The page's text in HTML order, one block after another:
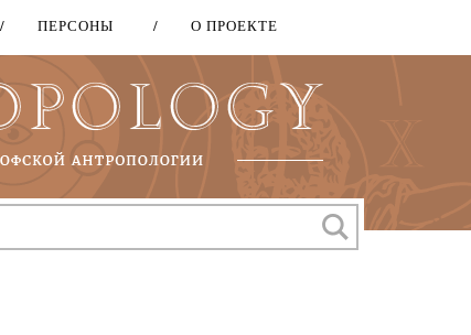
ПЕРСОНЫ О ПРОЕКТЕ